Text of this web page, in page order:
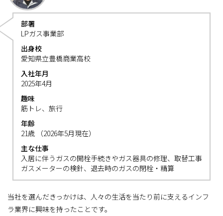
部署
LPガス事業部
出身校
愛知県立豊橋商業高校
入社年月
2025年4月
趣味
筋トレ、旅行
年齢
21歳 （2026年5月現在）
主な仕事
入居に伴うガスの開栓手続きやガス器具の修理、取替工事
ガスメーターの検針、退去時のガスの閉栓・精算
当社を選んだきっかけは、人々の生活を当たり前に支えるインフ
ラ業界に興味を持ったことです。